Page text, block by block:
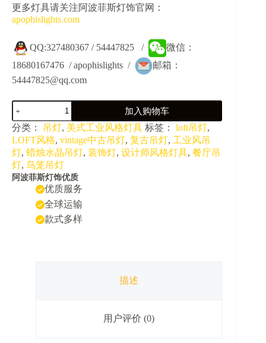
更多灯具请关注阿波菲斯灯饰官网：
apophislights.com
QQ:327480367 / 54447825 /
微信：
18680167476 / apophislights /
邮箱：
54447825@qq.com
JY20002-
LOFT
艺
术
复
古
装
饰
加入购物车
分类： 吊灯, 美式工业风格灯具 标签： loft吊灯,
LOFT风格, vintage中古吊灯, 复古吊灯, 工业风吊
灯, 蜡烛水晶吊灯, 装饰灯, 设计师风格灯具, 餐厅吊
灯, 鸟笼吊灯
阿波菲斯灯饰优质
优质服务
全球运输
款式多样
描述
用户评价 (0)